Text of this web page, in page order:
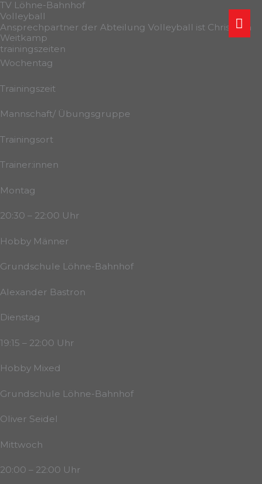
Zum
Inhalt
springen
TV Löhne-Bahnhof
Volleyball
Ansprechpartner der Abteilung Volleyball ist Christoph
Weitkamp
trainingszeiten
Wochentag
Trainingszeit
Mannschaft/ Übungsgruppe
Trainingsort
Trainer:innen
Montag
20:30 – 22:00 Uhr
Hobby Männer
Grundschule Löhne-Bahnhof
Alexander Bastron
Dienstag
19:15 – 22:00 Uhr
Hobby Mixed
Grundschule Löhne-Bahnhof
Oliver Seidel
Mittwoch
20:00 – 22:00 Uhr